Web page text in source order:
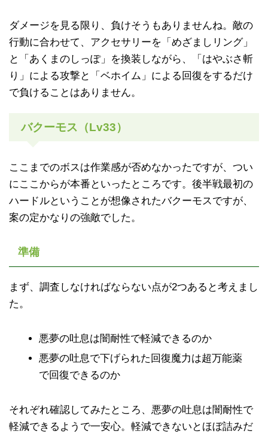
ダメージを見る限り、負けそうもありませんね。敵の
行動に合わせて、アクセサリーを「めざましリング」
と「あくまのしっぽ」を換装しながら、「はやぶさ斬
り」による攻撃と「ベホイム」による回復をするだけ
で負けることはありません。
バクーモス（Lv33）
ここまでのボスは作業感が否めなかったですが、つい
にここからが本番といったところです。後半戦最初の
ハードルということが想像されたバクーモスですが、
案の定かなりの強敵でした。
準備
まず、調査しなければならない点が2つあると考えまし
た。
悪夢の吐息は闇耐性で軽減できるのか
悪夢の吐息で下げられた回復魔力は超万能薬
で回復できるのか
それぞれ確認してみたところ、悪夢の吐息は闇耐性で
軽減できるようで一安心。軽減できないとほぼ詰みだ